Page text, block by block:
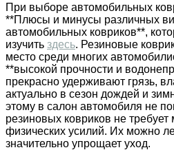
При выборе автомобильных
**Плюсы и минусы различных
автомобильных ковриков**,
изучить здесь. Резиновые
место среди многих
**высокой прочности и
прекрасно удерживают грязь,
актуально в сезон дождей и
этому в салон автомобиля не
резиновых ковриков не
физических усилий. Их можно
значительно упрощает уход.